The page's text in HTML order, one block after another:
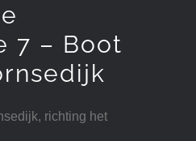
7 – Boot
richting het